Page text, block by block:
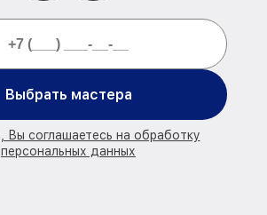
Выбрать мастера
Вы соглашаетесь на обработку
персональных данных